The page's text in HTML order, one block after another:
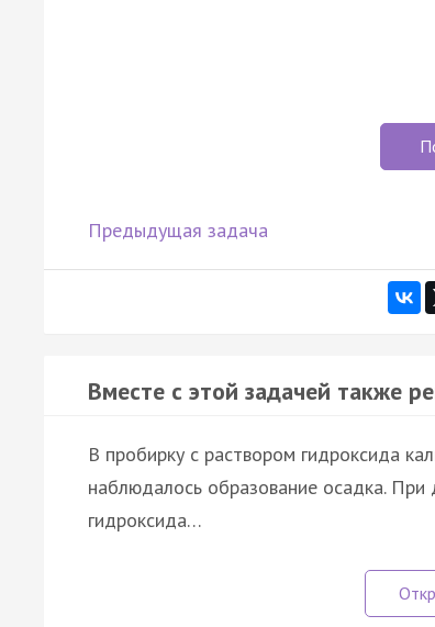
Предыдущая задача
Вместе с этой задачей также
В пробирку с раствором гидроксида
наблюдалось образование осадка. При
гидроксида…